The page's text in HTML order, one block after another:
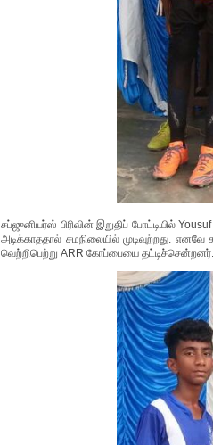
சப்ஜுனியர்ஸ் பிரிவின் இறுதிப் போட்டியில்
அடிக்காததால் சமநிலையில் முடிவுற்றது.
வெற்றிபெற்று ARR கோப்பையை தட்டிச்சென்றனர்.